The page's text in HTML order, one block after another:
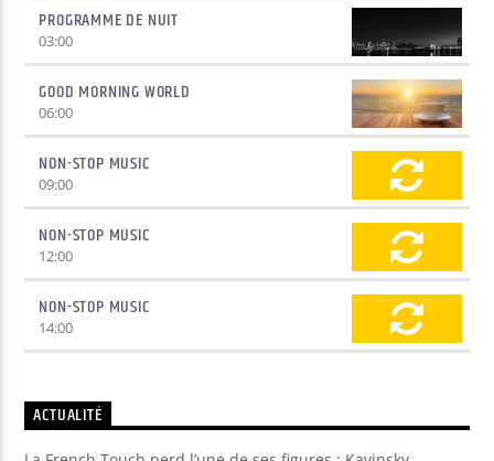
PROGRAMME DE NUIT
03:00
GOOD MORNING WORLD
06:00
NON-STOP MUSIC
09:00
NON-STOP MUSIC
12:00
NON-STOP MUSIC
14:00
ACTUALITÉ